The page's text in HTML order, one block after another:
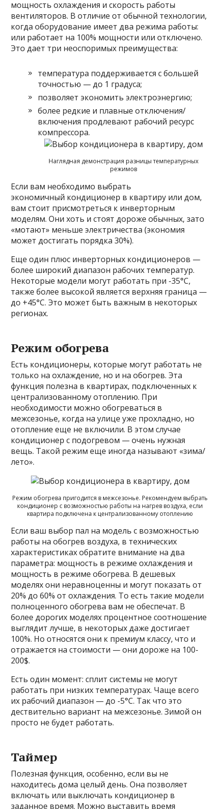
мощность охлаждения и скорость работы
вентиляторов. В отличие от обычной технологии,
когда оборудование имеет два режима работы:
или работает на 100% мощности или отключено.
Это дает три неоспоримых преимущества:
температура поддерживается с большей
точностью — до 1 градуса;
позволяет экономить электроэнергию;
более редкие и плавные отключения/
включения продлевают рабочий ресурс
компрессора.
Наглядная демонстрация разницы температурных
режимов
Если вам необходимо выбрать
экономичный кондиционер в квартиру или дом,
вам стоит присмотреться к инверторным
моделям. Они хоть и стоят дороже обычных, зато
«мотают» меньше электричества (экономия
может достигать порядка 30%).
Еще один плюс инверторных кондиционеров —
более широкий диапазон рабочих температур.
Некоторые модели могут работать при -35°C,
также более высокой является верхняя граница —
до +45°C. Это может быть важным в некоторых
регионах.
Режим обогрева
Есть кондиционеры, которые могут работать не
только на охлаждение, но и на обогрев. Эта
функция полезна в квартирах, подключенных к
централизованному отоплению. При
необходимости можно обогреваться в
межсезонье, когда на улице уже прохладно, но
отопление еще не включили. В этом случае
кондиционер с подогревом — очень нужная
вещь. Такой режим еще иногда называют «зима/
лето».
Режим обогрева пригодится в межсезонье. Рекомендуем выбрать
кондиционер с возможностью работы на нагрев воздуха, если
квартира подключена к централизованному отоплению
Если ваш выбор пал на модель с возможностью
работы на обогрев воздуха, в технических
характеристиках обратите внимание на два
параметра: мощность в режиме охлаждения и
мощность в режиме обогрева. В дешевых
моделях они неравноценны и могут показать от
20% до 60% от охлаждения. То есть такие модели
полноценного обогрева вам не обеспечат. В
более дорогих моделях процентное соотношение
выглядит лучше, в некоторых даже достигает
100%. Но относятся они к премиум классу, что и
отражается на стоимости — они дороже на 100-
200$.
Есть один момент: сплит системы не могут
работать при низких температурах. Чаще всего
их рабочий диапазон — до -5°C. Так что это
дествительно вариант на межсезонье. Зимой он
просто не будет работать.
Таймер
Полезная функция, особенно, если вы не
находитесь дома целый день. Она позволяет
включать или выключать кондиционер в
заданное время. Можно выставить время